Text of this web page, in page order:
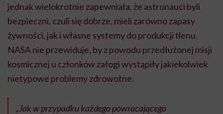
jednak wielokrotnie zapewniała, że astronauci byli
bezpieczni, czuli się dobrze, mieli zarówno zapasy
żywności, jak i własne systemy do produkcji tlenu.
NASA nie przewiduje, by z powodu przedłużonej misji
kosmicznej u członków załogi wystąpiły jakiekolwiek
nietypowe problemy zdrowotne.
„Jak w przypadku każdego powracającego